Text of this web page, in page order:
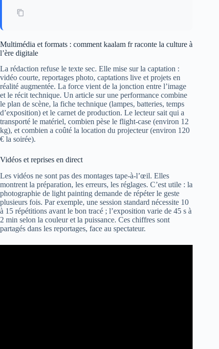
Multimédia et formats : comment kaalam fr raconte la culture à
l’ère digitale
La rédaction refuse le texte sec. Elle mise sur la captation :
vidéo courte, reportages photo, captations live et projets en
réalité augmentée. La force vient de la jonction entre l’image
et le récit technique. Un article sur une performance combine
le plan de scène, la fiche technique (lampes, batteries, temps
d’exposition) et le carnet de production. Le lecteur sait qui a
transporté le matériel, combien pèse le flight-case (environ 12
kg), et combien a coûté la location du projecteur (environ 120
€ la soirée).
Vidéos et reprises en direct
Les vidéos ne sont pas des montages tape-à-l’œil. Elles
montrent la préparation, les erreurs, les réglages. C’est utile : la
photographie de light painting demande de répéter le geste
plusieurs fois. Par exemple, une session standard nécessite 10
à 15 répétitions avant le bon tracé ; l’exposition varie de 45 s à
2 min selon la couleur et la puissance. Ces chiffres sont
partagés dans les reportages, face au spectateur.